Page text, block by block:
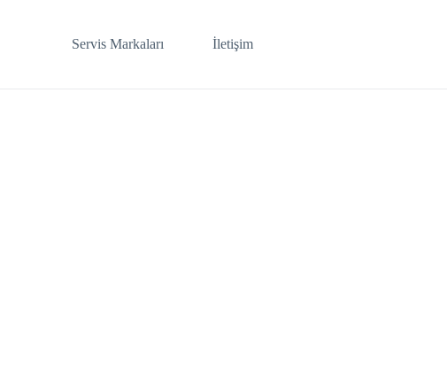
Servis Markaları İletişim